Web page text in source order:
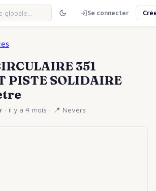
Se connecter
351
PISTE SOLIDAIRE
· il y a 4 mois · 📍 Nevers